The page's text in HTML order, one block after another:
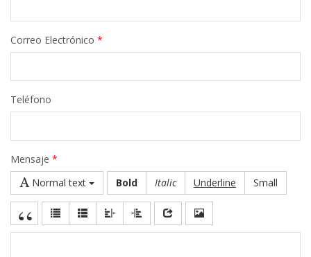
Correo Electrónico *
Teléfono
Mensaje *
Normal text
Bold Italic Underline Small